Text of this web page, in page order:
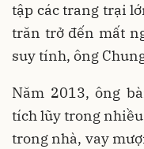
tập các trang trại
trăn trở đến mất
suy tính, ông
Năm 2013, ông
tích lũy trong
trong nhà, vay